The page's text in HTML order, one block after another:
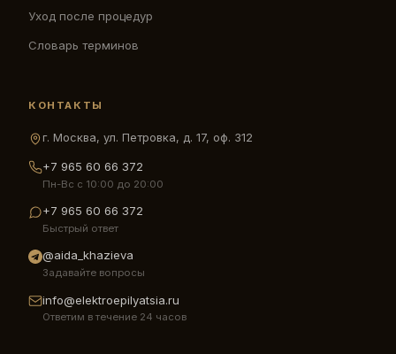
Уход после процедур
Словарь терминов
КОНТАКТЫ
г. Москва, ул. Петровка, д. 17, оф. 312
+7 965 60 66 372
Пн-Вс с 10:00 до 20:00
+7 965 60 66 372
Быстрый ответ
@aida_khazieva
Задавайте вопросы
info@elektroepilyatsia.ru
Ответим в течение 24 часов